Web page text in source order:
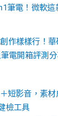
筆電！微軟
作樣樣行！華
電開箱評測
短影音，素材
檢工具